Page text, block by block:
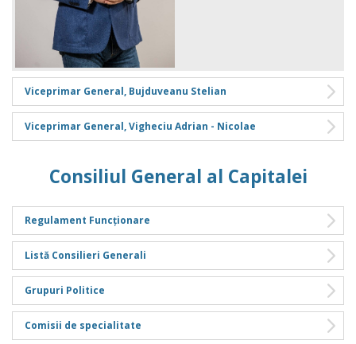
Viceprimar General, Bujduveanu Stelian
Viceprimar General, Vigheciu Adrian - Nicolae
Consiliul General al Capitalei
Regulament Funcționare
Listă Consilieri Generali
Grupuri Politice
Comisii de specialitate